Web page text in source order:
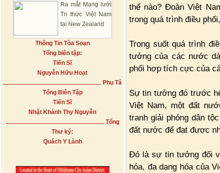
Ra mắt Mạng lưới
Tri thức Việt Nam
tại New Zealand
Thông Tin Tòa Soạn
Tổng biên tập:
Tiến Sĩ
Nguyễn Hữu Hoạt
Phụ Tá
Tổng Biên Tập
Tiến Sĩ
Nhật Khánh Thy Nguyễn
Tổng
Thư ký:
Quách Y Lành
thế nào? Đoàn Việt
trong quá trình điều
Trong suốt quá trình
tưởng của các nước
phối hợp tích cực của
Sự tin tưởng đó trước
Việt Nam, một đất
tranh giải phóng dân
đất nước để đạt được
Đó là sự tin tưởng đối
hóa, đa dạng hóa của